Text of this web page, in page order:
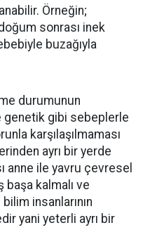
Örneğin;
sonrası inek
buzağıyla
durumunun
genetik gibi sebeplerle
karşılaşılmaması
ayrı bir yerde
anne ile yavru çevresel
kalmalı ve
insanlarının
yani yeterli ayrı bir